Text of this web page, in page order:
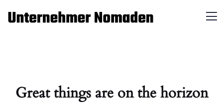
Great things are on the horizon